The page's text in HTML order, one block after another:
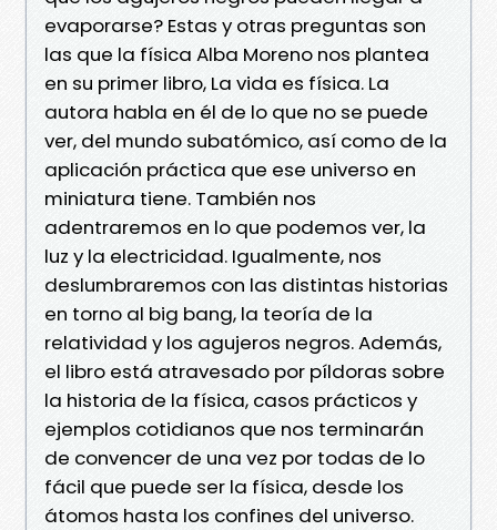
evaporarse? Estas y otras preguntas son
las que la física Alba Moreno nos plantea
en su primer libro, La vida es física. La
autora habla en él de lo que no se puede
ver, del mundo subatómico, así como de la
aplicación práctica que ese universo en
miniatura tiene. También nos
adentraremos en lo que podemos ver, la
luz y la electricidad. Igualmente, nos
deslumbraremos con las distintas historias
en torno al big bang, la teoría de la
relatividad y los agujeros negros. Además,
el libro está atravesado por píldoras sobre
la historia de la física, casos prácticos y
ejemplos cotidianos que nos terminarán
de convencer de una vez por todas de lo
fácil que puede ser la física, desde los
átomos hasta los confines del universo.